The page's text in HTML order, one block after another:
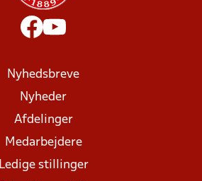
Nyhedsbreve
Nyheder
Afdelinger
Medarbejdere
Ledige stillinger